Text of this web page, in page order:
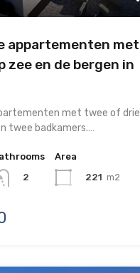
appartementen met
zee en de bergen in
met twee of drie
twee badkamers.…
2
Area
221 m2